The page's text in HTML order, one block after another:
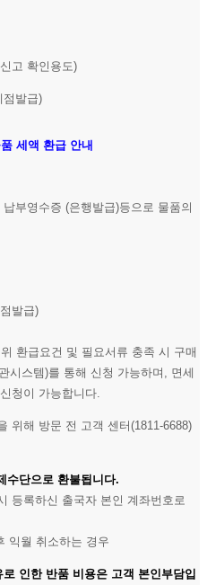
고 확인용도)
발급)
세액 환급 안내
영수증 (은행발급)등으로 물품의
발급)
환급요건 및 필요서류 충족 시 구매
시스템)를 통해 신청 가능하며, 면세
청이 가능합니다.
위해 방문 전 고객 센터(1811-6688)
수단으로 환불됩니다.
등록하신 출국자 본인 계좌번호로
익월 취소하는 경우
인한 반품 비용은 고객 본인부담입